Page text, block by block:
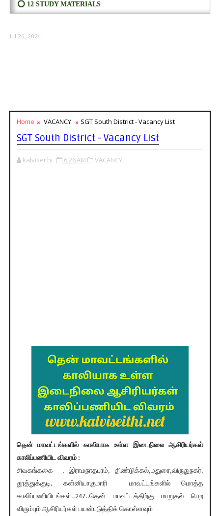
⭕ 12 STUDY MATERIALS
Jul 26, 2024
Home VACANCY SGT South District - Vacancy List
SGT South District - Vacancy List
kalviseithi 6:26 AM VACANCY,
தென் மாவட்டங்களில் காலியாக உள்ள இடைநிலை ஆசிரியர்கள்
காலிப்பணியிட விவரம் :
சிவகங்ககை , இராமநாதபுரம், திண்டுக்கல்,மதுரை,விருதுநகர்,
தூத்துக்குடி, கன்னியாகுமாரி மாவட்டங்களில் மொத்த
காலிப்பணியிடங்கள்..247..தென் மாவட்டத்திற்கு மாறுதல் பெற
விரும்பும் ஆசிரியர்கள் பயன்படுத்திக் கொள்ளவும்